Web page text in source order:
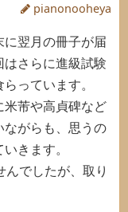
pianonooheya
翌月の冊子が届
さらに進級試験
っています。
芾や高貞碑など
がらも、思うの
きます。
でしたが、取り